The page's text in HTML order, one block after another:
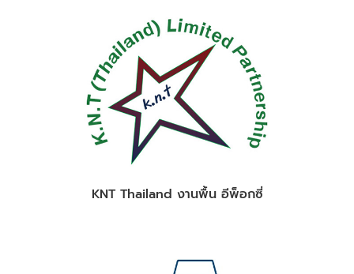
KNT Thailand งานพื้น อีพ็อกซี่